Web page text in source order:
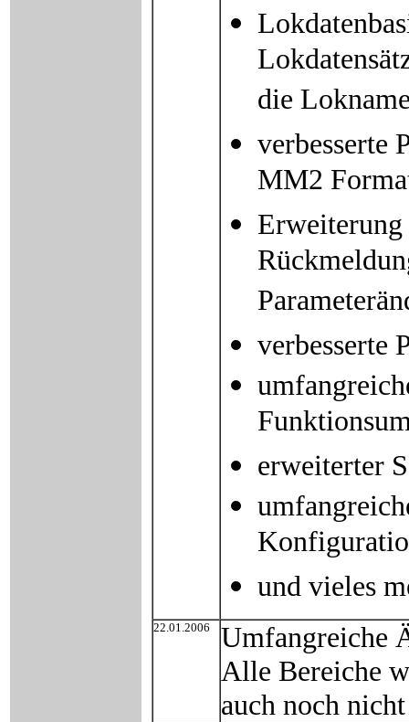
die
verbesserte
MM2
Erweiterung
verbesserte
erweiterter
und vieles
22.01.2006
Umfangreiche
Alle Bereiche
auch noch